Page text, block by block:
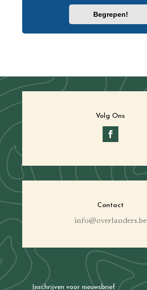
Volg Ons
Contact
info@overlanders.be
Inschrijven voor nieuwsbrief